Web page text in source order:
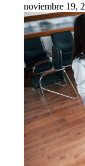
noviembre 19,